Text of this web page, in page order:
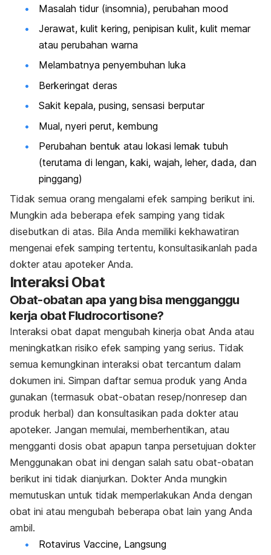
Masalah tidur (insomnia), perubahan mood
Jerawat, kulit kering, penipisan kulit, kulit memar
atau perubahan warna
Melambatnya penyembuhan luka
Berkeringat deras
Sakit kepala, pusing, sensasi berputar
Mual, nyeri perut, kembung
Perubahan bentuk atau lokasi lemak tubuh
(terutama di lengan, kaki, wajah, leher, dada, dan
pinggang)
Tidak semua orang mengalami efek samping berikut ini.
Mungkin ada beberapa efek samping yang tidak
disebutkan di atas. Bila Anda memiliki kekhawatiran
mengenai efek samping tertentu, konsultasikanlah pada
dokter atau apoteker Anda.
Interaksi Obat
Obat-obatan apa yang bisa mengganggu
kerja obat Fludrocortisone?
Interaksi obat dapat mengubah kinerja obat Anda atau
meningkatkan risiko efek samping yang serius. Tidak
semua kemungkinan interaksi obat tercantum dalam
dokumen ini. Simpan daftar semua produk yang Anda
gunakan (termasuk obat-obatan resep/nonresep dan
produk herbal) dan konsultasikan pada dokter atau
apoteker. Jangan memulai, memberhentikan, atau
mengganti dosis obat apapun tanpa persetujuan dokter
Menggunakan obat ini dengan salah satu obat-obatan
berikut ini tidak dianjurkan. Dokter Anda mungkin
memutuskan untuk tidak memperlakukan Anda dengan
obat ini atau mengubah beberapa obat lain yang Anda
ambil.
Rotavirus Vaccine, Langsung